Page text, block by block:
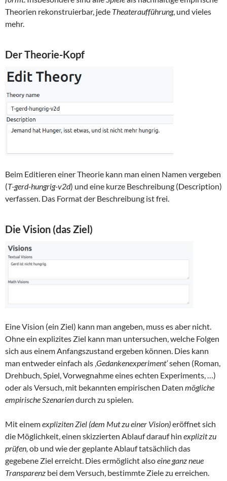
Theorien rekonstruierbar, jede Theateraufführung, und vieles
mehr.
Der Theorie-Kopf
Beim Editieren einer Theorie kann man einen Namen vergeben
(T-gerd-hungrig-v2d) und eine kurze Beschreibung (Description)
verfassen. Das Format der Beschreibung ist frei.
Die Vision (das Ziel)
Eine Vision (ein Ziel) kann man angeben, muss es aber nicht.
Ohne ein explizites Ziel kann man untersuchen, welche Folgen
sich aus einem Anfangszustand ergeben können. Dies kann
man entweder einfach als ‚ Gedankenexperiment‘sehen (Roman,
Drehbuch, Spiel, Vorwegnahme eines echten Experiments, …)
oder als Versuch, mit bekannten empirischen Daten mögliche
empirische Szenariendurch zu spielen.
Mit einemexpliziten Ziel (dem Mut zu einer Vision)eröffnet sich
die Möglichkeit, einen skizzierten Ablauf darauf hin explizit zu
prüfen, ob und wie der geplante Ablauf tatsächlich das
gegebene Ziel erreicht. Dies ermöglicht alsoeine ganz neue
Transparenz bei dem Versuch, bestimmte Ziele zu erreichen.